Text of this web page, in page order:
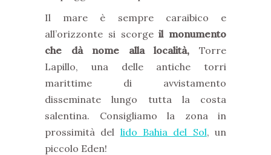
Il mare è sempre caraibico e
all’orizzonte si scorgeil monumento
che dà nome alla località, Torre
Lapillo, una delle antiche torri
marittime di avvistamento
disseminate lungo tutta la costa
salentina. Consigliamo la zona in
prossimità del lido Bahia del Sol, un
piccolo Eden!